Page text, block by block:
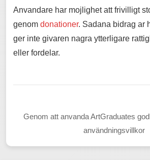
Anvandare har mojlighet att frivilligt
genom donationer. Sadana bidrag ar
ger inte givaren nagra ytterligare
eller fordelar.
Genom att anvanda ArtGraduates
användningsvillkor